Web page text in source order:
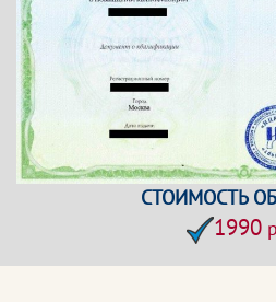
СТОИМОСТЬ
1990